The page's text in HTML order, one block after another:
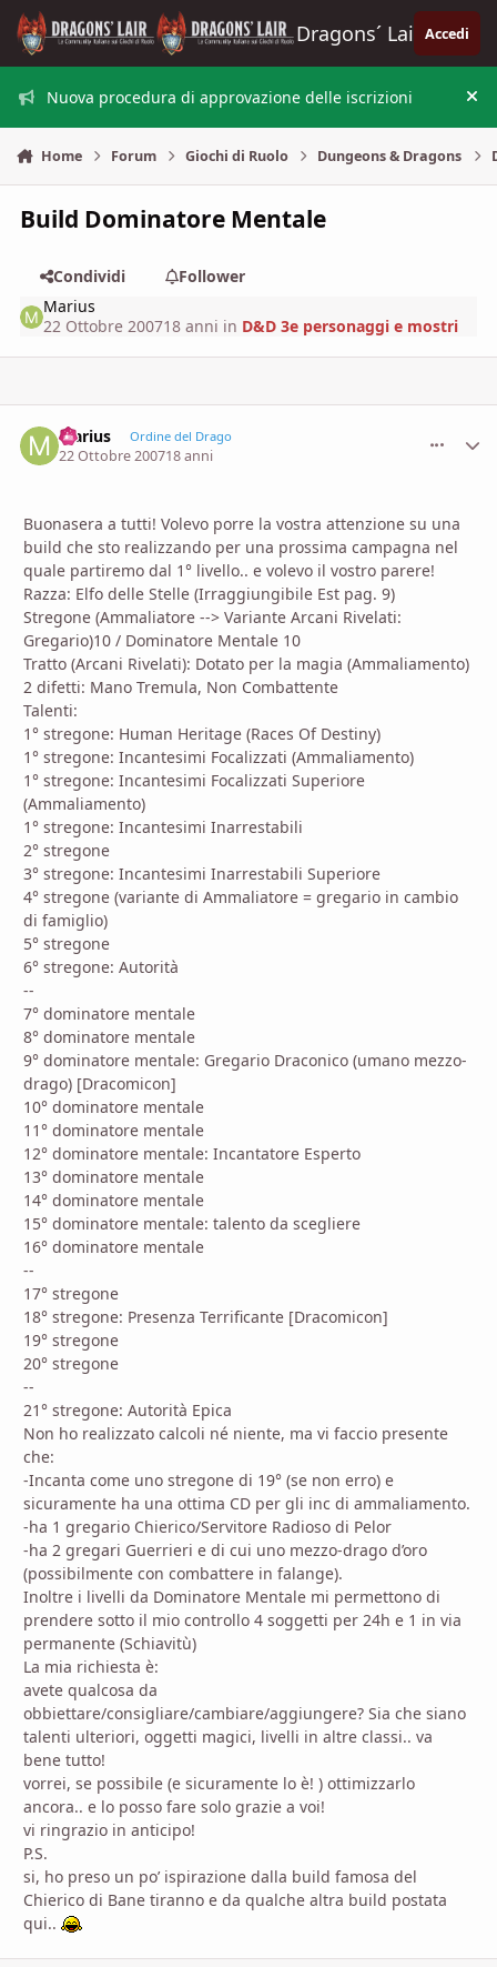
Vai al contenuto
Dragons´ Lair Accedi
Nuova procedura di approvazione delle iscrizioni
Home Forum Giochi di Ruolo Dungeons & Dragons
Build Dominatore Mentale
Condividi
Follower
Marius
22 Ottobre 200718 anni in D&D 3e personaggi e mostri
Marius Ordine del Drago
22 Ottobre 200718 anni
Buonasera a tutti! Volevo porre la vostra attenzione su una
build che sto realizzando per una prossima campagna nel
quale partiremo dal 1° livello.. e volevo il vostro parere!
Razza: Elfo delle Stelle (Irraggiungibile Est pag. 9)
Stregone (Ammaliatore --> Variante Arcani Rivelati:
Gregario)10 / Dominatore Mentale 10
Tratto (Arcani Rivelati): Dotato per la magia (Ammaliamento)
2 difetti: Mano Tremula, Non Combattente
Talenti:
1° stregone: Human Heritage (Races Of Destiny)
1° stregone: Incantesimi Focalizzati (Ammaliamento)
1° stregone: Incantesimi Focalizzati Superiore
(Ammaliamento)
1° stregone: Incantesimi Inarrestabili
2° stregone
3° stregone: Incantesimi Inarrestabili Superiore
4° stregone (variante di Ammaliatore = gregario in cambio
di famiglio)
5° stregone
6° stregone: Autorità
--
7° dominatore mentale
8° dominatore mentale
9° dominatore mentale: Gregario Draconico (umano mezzo-
drago) [Dracomicon]
10° dominatore mentale
11° dominatore mentale
12° dominatore mentale: Incantatore Esperto
13° dominatore mentale
14° dominatore mentale
15° dominatore mentale: talento da scegliere
16° dominatore mentale
--
17° stregone
18° stregone: Presenza Terrificante [Dracomicon]
19° stregone
20° stregone
--
21° stregone: Autorità Epica
Non ho realizzato calcoli né niente, ma vi faccio presente
che:
-Incanta come uno stregone di 19° (se non erro) e
sicuramente ha una ottima CD per gli inc di ammaliamento.
-ha 1 gregario Chierico/Servitore Radioso di Pelor
-ha 2 gregari Guerrieri e di cui uno mezzo-drago d’oro
(possibilmente con combattere in falange).
Inoltre i livelli da Dominatore Mentale mi permettono di
prendere sotto il mio controllo 4 soggetti per 24h e 1 in via
permanente (Schiavitù)
La mia richiesta è:
avete qualcosa da
obbiettare/consigliare/cambiare/aggiungere? Sia che siano
talenti ulteriori, oggetti magici, livelli in altre classi.. va
bene tutto!
vorrei, se possibile (e sicuramente lo è! ) ottimizzarlo
ancora.. e lo posso fare solo grazie a voi!
vi ringrazio in anticipo!
P.S.
si, ho preso un po’ ispirazione dalla build famosa del
Chierico di Bane tiranno e da qualche altra build postata
qui..